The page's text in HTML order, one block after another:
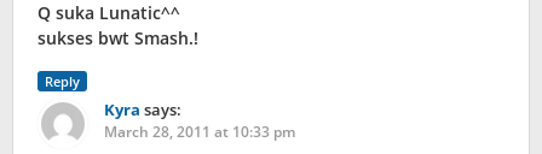
Q suka Lunatic^^
sukses bwt Smash.!
Reply
Kyra says:
March 28, 2011 at 10:33 pm